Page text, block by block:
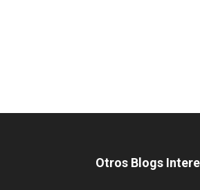
Otros Blogs